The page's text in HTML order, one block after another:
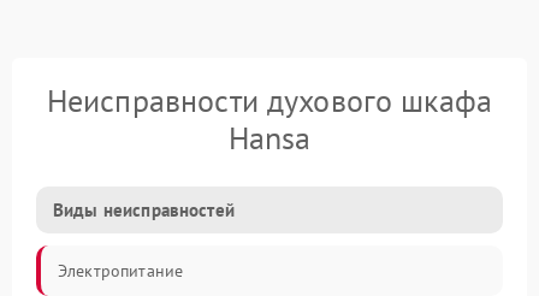
Неисправности духового шкафа
Hansa
Виды неисправностей
Электропитание